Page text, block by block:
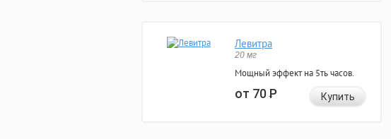
Левитра
20 мг
Мощный эффект на 5ть часов.
от 70Р Купить